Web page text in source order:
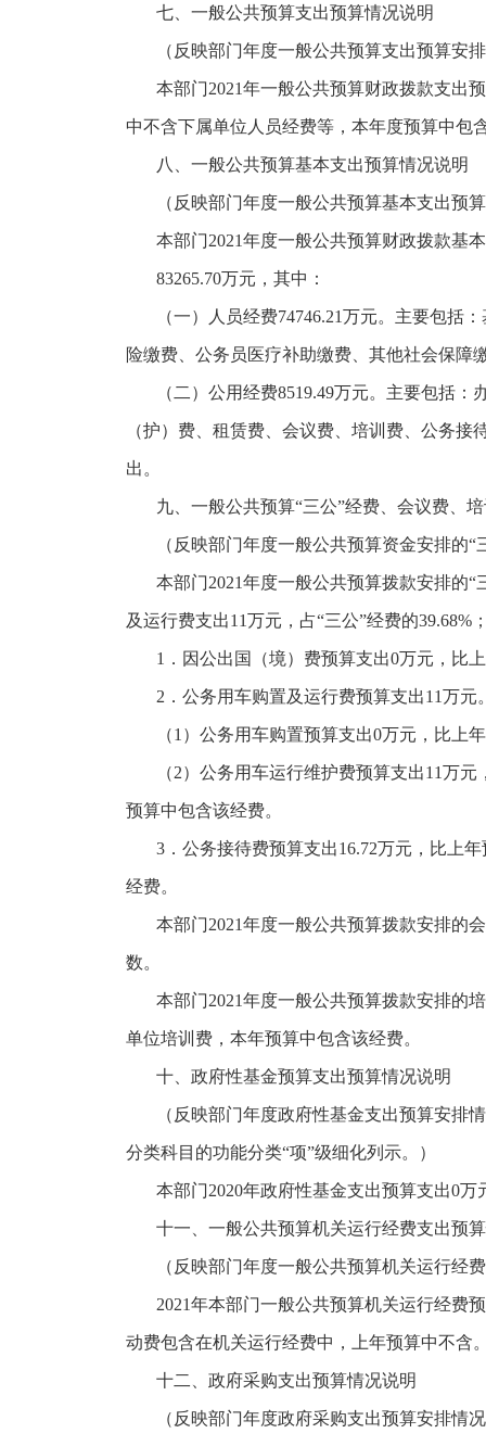
七、一般公共预算支出预算情况说明
（反映部门年度一般公共预算支出预算安
本部门2021年一般公共预算财政拨款支出
中不含下属单位人员经费等，本年度预算中包
八、一般公共预算基本支出预算情况说明
（反映部门年度一般公共预算基本支出预
本部门2021年度一般公共预算财政拨款基
83265.70万元，其中：
（一）人员经费74746.21万元。主要包括
险缴费、公务员医疗补助缴费、其他社会保障
（二）公用经费8519.49万元。主要包括：
（护）费、租赁费、会议费、培训费、公务
出。
九、一般公共预算“三公”经费、会议费、
（反映部门年度一般公共预算资金安排的“
本部门2021年度一般公共预算拨款安排的
及运行费支出11万元，占“三公”经费的
1．因公出国（境）费预算支出0万元，比
2．公务用车购置及运行费预算支出11万元
（1）公务用车购置预算支出0万元，比上
（2）公务用车运行维护费预算支出11万
预算中包含该经费。
3．公务接待费预算支出16.72万元，比上
经费。
本部门2021年度一般公共预算拨款安排的
数。
本部门2021年度一般公共预算拨款安排的
单位培训费，本年预算中包含该经费。
十、政府性基金预算支出预算情况说明
（反映部门年度政府性基金支出预算安排
分类科目的功能分类“项”级细化列示。）
本部门2020年政府性基金支出预算支出0
十一、一般公共预算机关运行经费支出预
（反映部门年度一般公共预算机关运行经
2021年本部门一般公共预算机关运行经费
动费包含在机关运行经费中，上年预算中不含
十二、政府采购支出预算情况说明
（反映部门年度政府采购支出预算安排情